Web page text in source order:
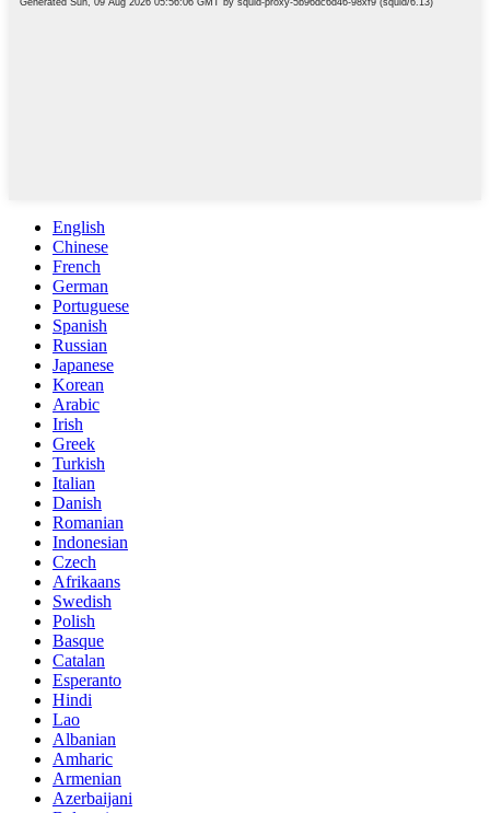
English
Chinese
French
German
Portuguese
Spanish
Russian
Japanese
Korean
Arabic
Irish
Greek
Turkish
Italian
Danish
Romanian
Indonesian
Czech
Afrikaans
Swedish
Polish
Basque
Catalan
Esperanto
Hindi
Lao
Albanian
Amharic
Armenian
Azerbaijani